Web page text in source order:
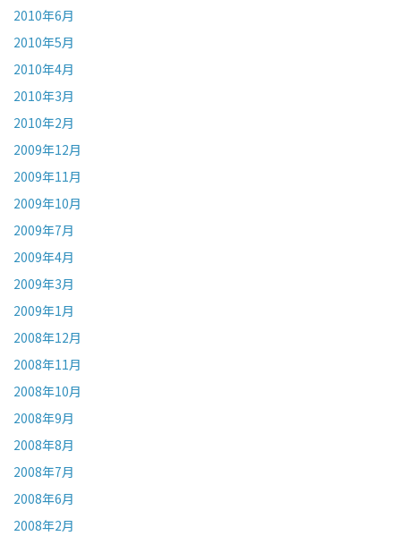
2010年6月
2010年5月
2010年4月
2010年3月
2010年2月
2009年12月
2009年11月
2009年10月
2009年7月
2009年4月
2009年3月
2009年1月
2008年12月
2008年11月
2008年10月
2008年9月
2008年8月
2008年7月
2008年6月
2008年2月